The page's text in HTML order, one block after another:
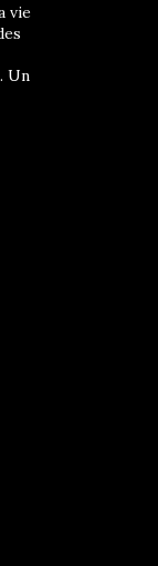
vie
Un